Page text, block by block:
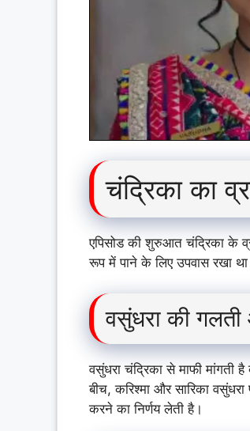
चंद्रिका का
एपिसोड की शुरुआत चंद्रिका के
रूप में पाने के लिए उपवास रखा
वसुंधरा की गलती
वसुंधरा चंद्रिका से माफी
बीच, करिश्मा और सारिका
करने का निर्णय लेती है।